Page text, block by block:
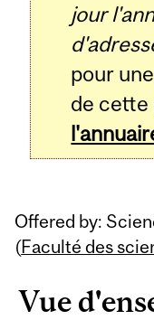
jour
pour
de cette
Offered by:
(Faculté des
Vue